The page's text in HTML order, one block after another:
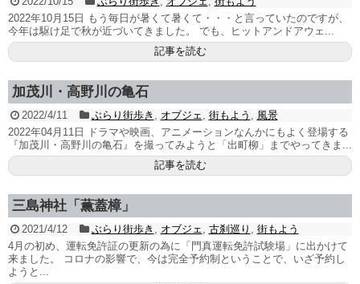
2022年10月15日 もう毎日が暑くて暑くて・・・と言っていたのですが、
今年は駆け足で秋が近づいてきました。 でも、ヒットアンドアウェ...
記事を読む
加茂川・高野川の亀石
2022/4/11 ぶらり街歩き , オブジェ, 街もよう , 風景
2022年04月11日 ドラマや映画、アニメーションなんかにもよく登場する
『加茂川・高野川の亀石』を撮ってみようと「出町柳」までやってきま...
記事を読む
三島神社「薫蓋樟」
2021/4/12 ぶらり街歩き , オブジェ, 古刹巡り , 街もよう
4月の初め、運転免許証の更新の為に「門真運転免許試験場」に出かけて
来ました。 コロナの影響で、今は完全予約制ということで、いざ予約し
ようと...